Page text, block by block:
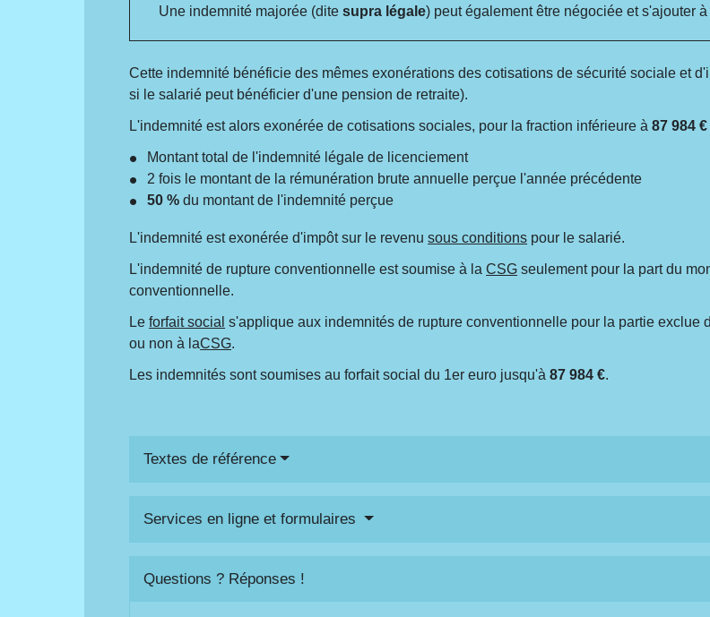
Une indemnité majorée (ditesupra légale) peut également être négociée et s'ajouter
Cette indemnité bénéficie des mêmes exonérations des cotisations de sécurité sociale et
si le salarié peut bénéficier d'une pension de retraite).
L'indemnité est alors exonérée de cotisations sociales, pour la fraction inférieure à87 984 €
Montant total de l'indemnité légale de licenciement
2 fois le montant de la rémunération brute annuelle perçue l'année précédente
50 % du montant de l'indemnité perçue
L'indemnité est exonérée d'impôt sur le revenusous conditions pour le salarié.
L'indemnité de rupture conventionnelle est soumise à laCSG seulement pour la part du
conventionnelle.
Leforfait social s'applique aux indemnités de rupture conventionnelle pour la partie
ou non à laCSG.
Les indemnités sont soumises au forfait social du 1er euro jusqu'à87 984 €.
Textes de référence
Services en ligne et formulaires
Questions ? Réponses !